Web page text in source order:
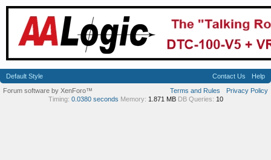
Default Style Contact Us
Help
Terms and Rules
Privacy Policy
Forum software by XenForo™
Timing: 0.0380 seconds Memory: 1.871 MB DB Queries: 10